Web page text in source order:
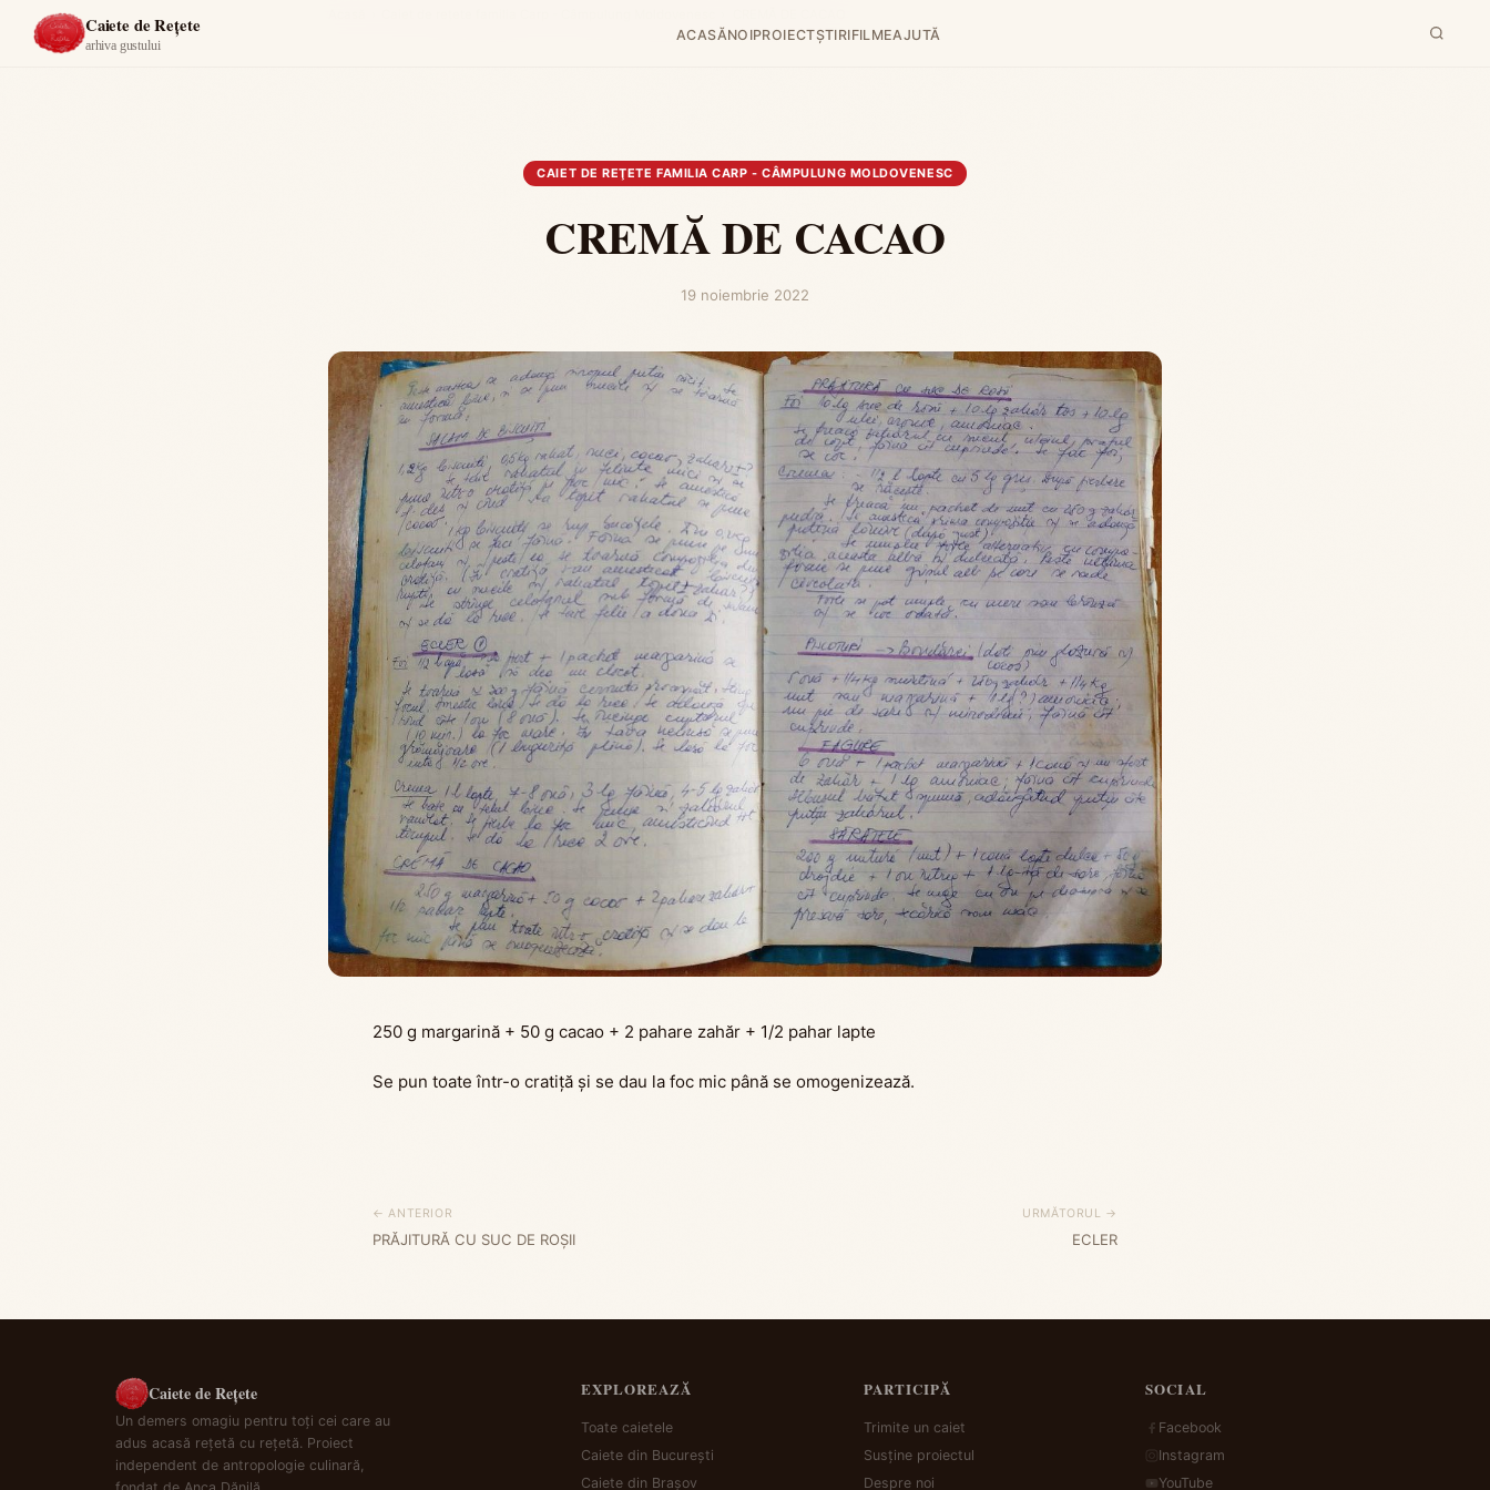
Caiete de Rețete
arhiva gustului
ACASĂNOIPROIECTȘTIRIFILMEAJUTĂ
CAIET DE REŢETE FAMILIA CARP - CÂMPULUNG MOLDOVENESC
CREMĂ DE CACAO
19 noiembrie 2022
250 g margarină + 50 g cacao + 2 pahare zahăr + 1/2 pahar lapte
Se pun toate într-o cratiță și se dau la foc mic până se omogenizează.
← ANTERIOR
PRĂJITURĂ CU SUC DE ROȘII
URMĂTORUL →
ECLER
Caiete de Rețete
Un demers omagiu pentru toți cei care au
adus acasă rețetă cu rețetă. Proiect
independent de antropologie culinară,
EXPLOREAZĂ
Toate caietele
Caiete din București
Caiete din Brașov
PARTICIPĂ
Trimite un caiet
Susține proiectul
Despre noi
SOCIAL
Facebook
Instagram
YouTube